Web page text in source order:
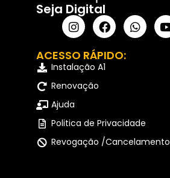
Seja Digital
ACESSO RÁPIDO:
Instalação A1
Renovação
Ajuda
Politica de Privacidade
Revogação /Cancelamento